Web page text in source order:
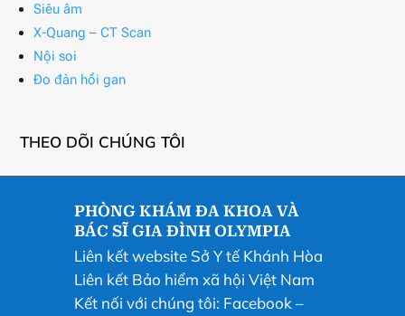
Siêu âm
X-Quang – CT Scan
Nội soi
Đo đàn hồi gan
THEO DÕI CHÚNG TÔI
PHÒNG KHÁM ĐA KHOA VÀ
BÁC SĨ GIA ĐÌNH OLYMPIA
Liên kết website Sở Y tế Khánh Hòa
Liên kết Bảo hiểm xã hội Việt Nam
Kết nối với chúng tôi: Facebook –